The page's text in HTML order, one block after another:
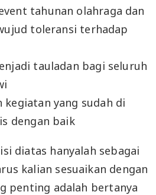
tahunan olahraga dan
toleransi terhadap
tauladan bagi seluruh
kegiatan yang sudah di
dengan baik
diatas hanyalah sebagai
kalian sesuaikan dengan
penting adalah bertanya